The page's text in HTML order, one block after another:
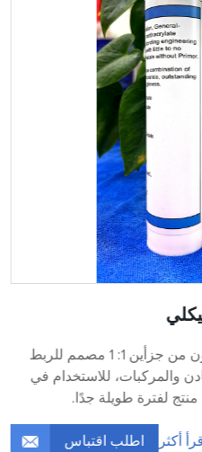
لاصق ميثاكريلات غير مترهل مكون من جزأين 1: 1 مصمم للربط
والمركبات، للاستخدام في
منتج لفترة طويلة جدًا.
أكثر اطلب اقتباس